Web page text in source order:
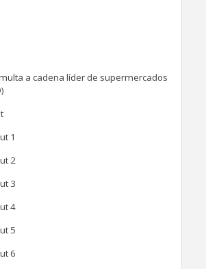
a cadena líder de supermercados
1
2
3
4
5
6